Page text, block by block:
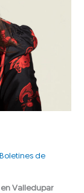
Boletines de
Valledupar